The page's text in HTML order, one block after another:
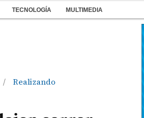
TECNOLOGÍA MULTIMEDIA
/
Realizando